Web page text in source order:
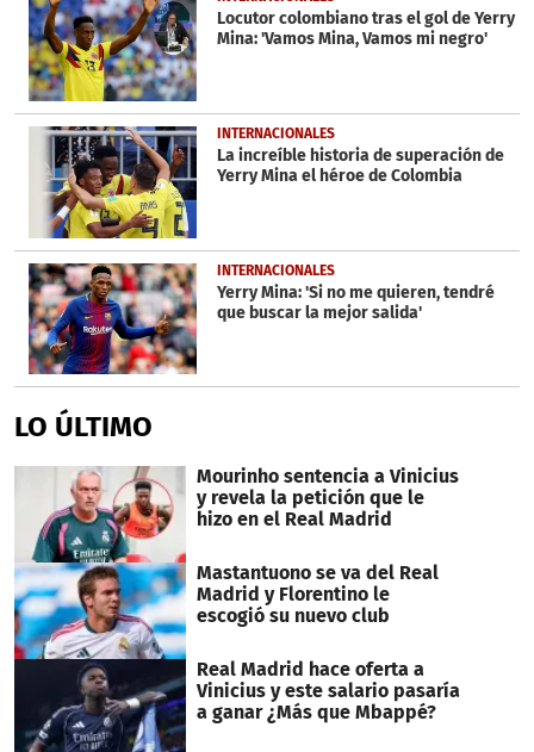
Locutor colombiano tras el gol de Yerry
Mina: 'Vamos Mina, Vamos mi negro'
INTERNACIONALES
La increíble historia de superación de
Yerry Mina el héroe de Colombia
INTERNACIONALES
Yerry Mina: 'Si no me quieren, tendré
que buscar la mejor salida'
LO ÚLTIMO
Mourinho sentencia a Vinicius
y revela la petición que le
hizo en el Real Madrid
Mastantuono se va del Real
Madrid y Florentino le
escogió su nuevo club
Real Madrid hace oferta a
Vinicius y este salario pasaría
a ganar ¿Más que Mbappé?